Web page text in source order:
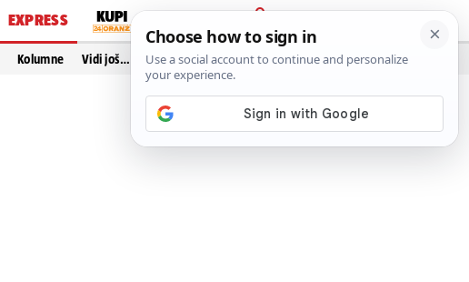
EXPRESS
PRIJAVA
Kolumne Vidi još…